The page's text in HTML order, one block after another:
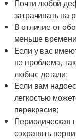
Почти любой
затрачивать на
В отличие от
меньше
Если у вас
не проблема,
любые детали;
Если вам
легкостью
перекрасив;
Периодическая
сохранять